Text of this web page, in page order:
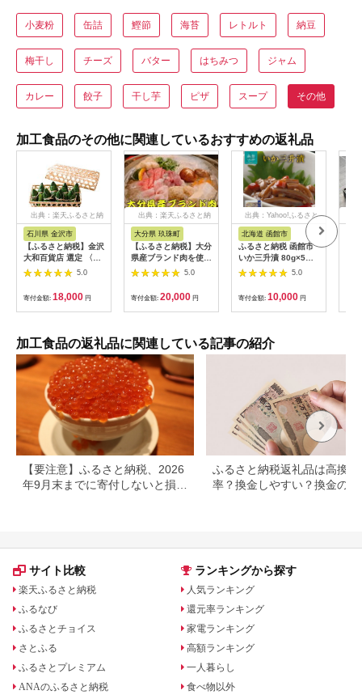
小麦粉 缶詰 鰹節 海苔 レトルト 納豆
梅干し チーズ バター はちみつ ジャム
カレー 餃子 干し芋 ピザ スープ その他
加工食品のその他に関連しているおすすめの返礼品
出典：楽天ふるさと納
石川県 金沢市
【ふるさと納税】金沢
大和百貨店 選定 〈日
本料理銭屋〉笹おこ
5.0
寄付金額: 18,000 円
出典：楽天ふるさと納
大分県 玖珠町
【ふるさと納税】大分
県産ブランド肉を使用
した元力士が作るちゃ
んこ鍋セット 2人前
5.0
寄付金額: 20,000 円
出典：Yahoo!ふるさと
納税
北海道 函館市
ふるさと納税 函館市
いか三升漬 80g×5パ
ック_HD087-024
5.0
寄付金額: 10,000 円
加工食品の返礼品に関連している記事の紹介
【要注意】ふるさと納税、2026
年9月末までに寄付しないと損す
ふるさと納税返礼品は高換金
率？換金しやすい？換金の可
サイト比較
楽天ふるさと納税
ふるなび
ふるさとチョイス
さとふる
ふるさとプレミアム
ANAのふるさと納税
ランキングから探す
人気ランキング
還元率ランキング
家電ランキング
高額ランキング
一人暮らし
食べ物以外